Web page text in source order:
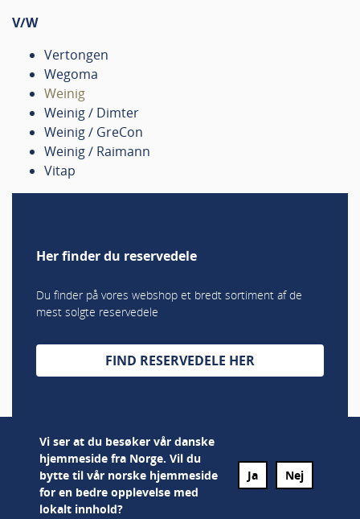
V/W
Vertongen
Wegoma
Weinig
Weinig / Dimter
Weinig / GreCon
Weinig / Raimann
Vitap
Her finder du reservedele
Du finder på vores webshop et bredt sortiment af de
mest solgte reservedele
FIND RESERVEDELE HER
Vi ser at du besøker vår danske
hjemmeside fra Norge. Vil du
bytte til vår norske hjemmeside
for en bedre opplevelse med
lokalt innhold?
Ja Nej